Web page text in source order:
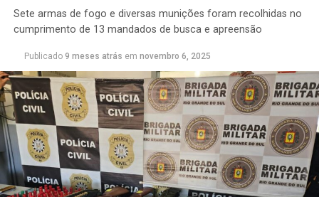
Sete armas de fogo e diversas munições foram recolhidas no
cumprimento de 13 mandados de busca e apreensão
Publicado 9 meses atrás em novembro 6, 2025